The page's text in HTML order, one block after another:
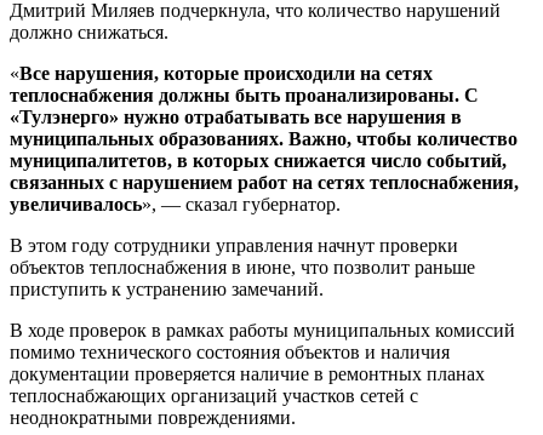
Дмитрий Миляев подчеркнула, что количество нарушений
должно снижаться.
«Все нарушения, которые происходили на сетях
теплоснабжения должны быть проанализированы. С
«Тулэнерго» нужно отрабатывать все нарушения в
муниципальных образованиях. Важно, чтобы количество
муниципалитетов, в которых снижается число событий,
связанных с нарушением работ на сетях теплоснабжения,
увеличивалось», — сказал губернатор.
В этом году сотрудники управления начнут проверки
объектов теплоснабжения в июне, что позволит раньше
приступить к устранению замечаний.
В ходе проверок в рамках работы муниципальных комиссий
помимо технического состояния объектов и наличия
документации проверяется наличие в ремонтных планах
теплоснабжающих организаций участков сетей с
неоднократными повреждениями.